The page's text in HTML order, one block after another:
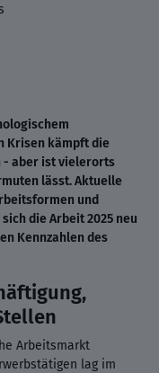
Krisen kämpft die
- aber ist vielerorts
lässt. Aktuelle
und
die Arbeit 2025 neu
Kennzahlen des
Arbeitsmarkt
lag im